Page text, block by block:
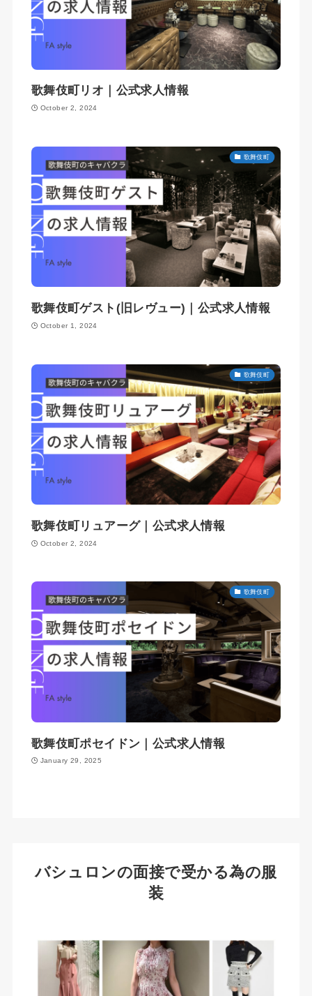
歌舞伎町リオ｜公式求人情報
October 2, 2024
歌舞伎町
歌舞伎町ゲスト(旧レヴュー)｜公式求人情報
October 1, 2024
歌舞伎町
歌舞伎町リュアーグ｜公式求人情報
October 2, 2024
歌舞伎町
歌舞伎町ポセイドン｜公式求人情報
January 29, 2025
バシュロンの面接で受かる為の服
装